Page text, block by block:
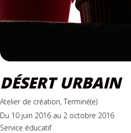
DÉSERT URBAIN
Atelier de création, Terminé(e)
Du 10 juin 2016 au 2 octobre 2016
Service éducatif